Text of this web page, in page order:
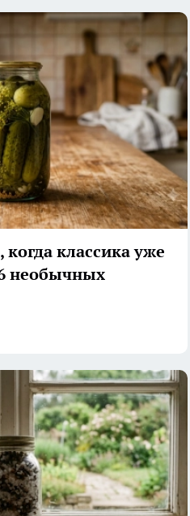
классика уже
необычных